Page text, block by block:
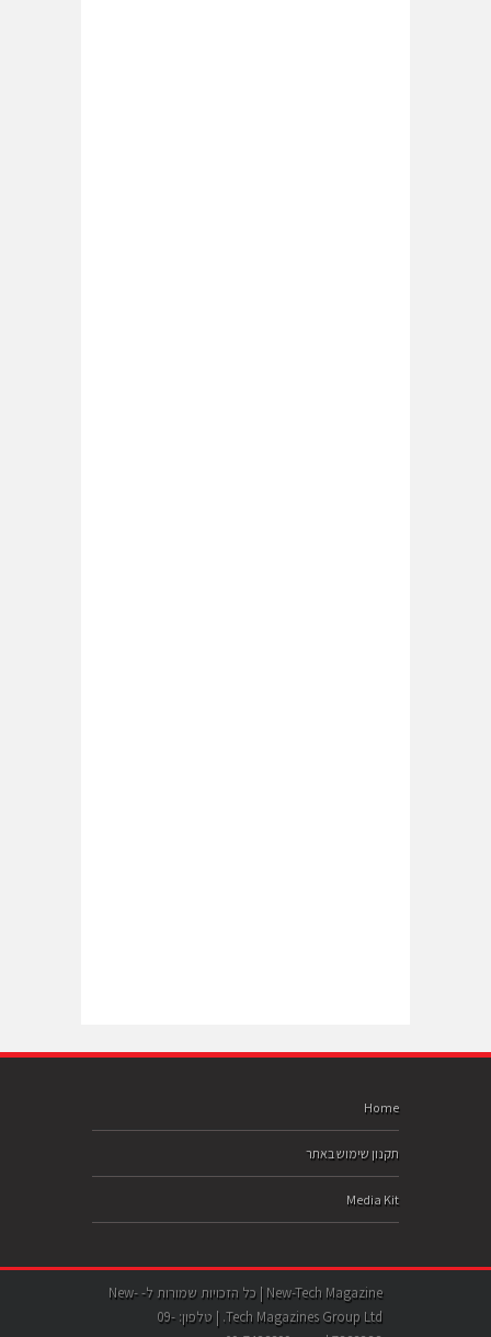
Home
תקנון שימוש באתר
Media Kit
New-Tech Magazine | כל הזכויות שמורות ל- New-
Tech Magazines Group Ltd. | טלפון: 09-